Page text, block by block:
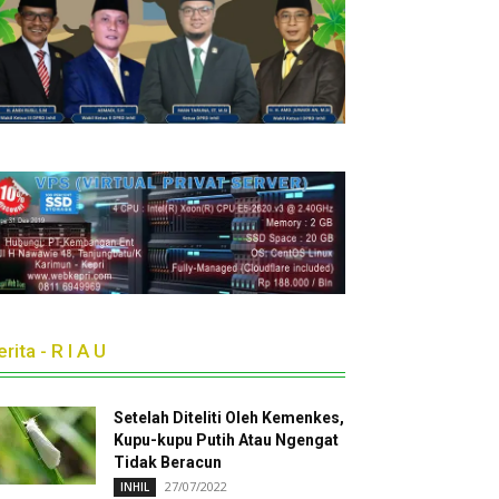
- R I A U
Setelah Diteliti Oleh Kemenkes,
Kupu-kupu Putih Atau Ngengat
Tidak Beracun
INHIL 27/07/2022